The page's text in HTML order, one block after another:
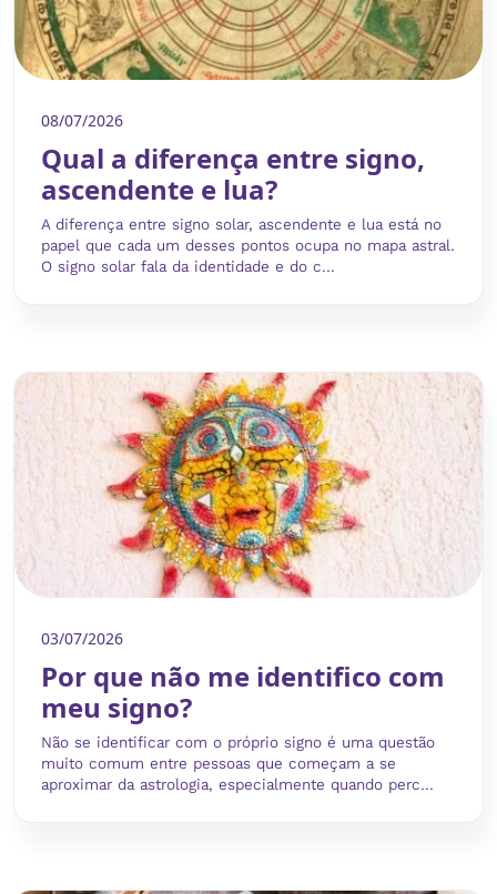
08/07/2026
Qual a diferença entre signo,
ascendente e lua?
A diferença entre signo solar, ascendente e lua está no
papel que cada um desses pontos ocupa no mapa astral.
O signo solar fala da identidade e do c...
03/07/2026
Por que não me identifico com
meu signo?
Não se identificar com o próprio signo é uma questão
muito comum entre pessoas que começam a se
aproximar da astrologia, especialmente quando perc...